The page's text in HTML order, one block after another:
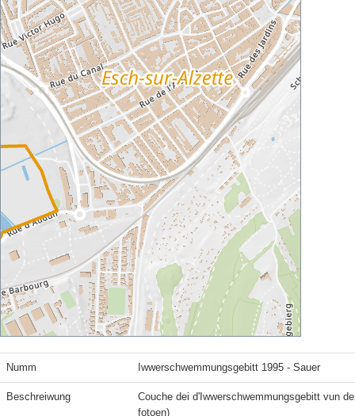
Numm Iwwerschwemmungsgebitt 1995 - Sauer
Beschreiwung
Couche dei d'Iwwerschwemmungsgebitt vun
fotoen)